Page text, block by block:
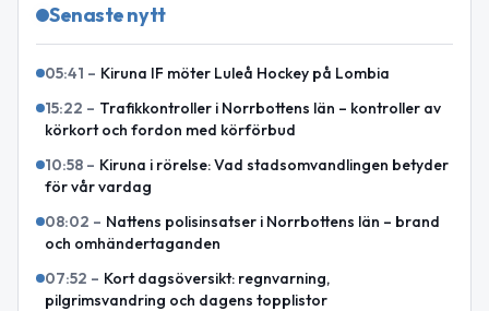
Senaste nytt
05:41 – Kiruna IF möter Luleå Hockey på Lombia
15:22 – Trafikkontroller i Norrbottens län – kontroller av
körkort och fordon med körförbud
10:58 – Kiruna i rörelse: Vad stadsomvandlingen betyder
för vår vardag
08:02 – Nattens polisinsatser i Norrbottens län – brand
och omhändertaganden
07:52 – Kort dagsöversikt: regnvarning,
pilgrimsvandring och dagens topplistor